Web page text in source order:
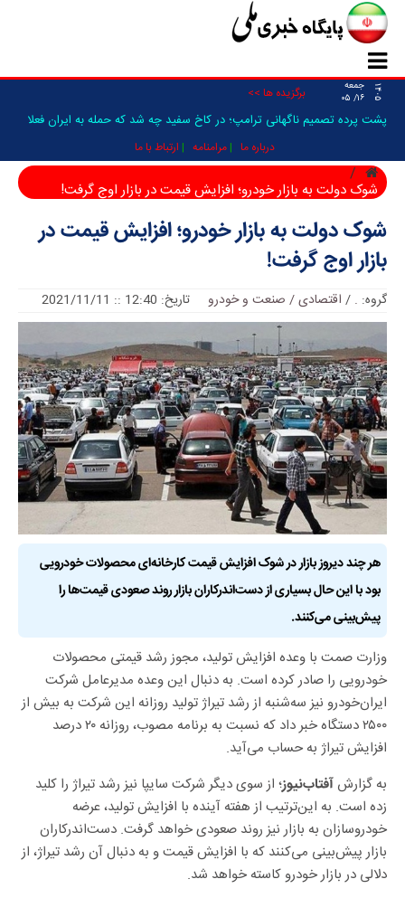
۱۴۰۵
جمعه
۱۶/ ۰۵
برگزیده ها >>
پشت پرده تصمیم ناگهانی ترامپ؛ در کاخ سفید چه شد که حمله به ایران فعلا
درباره ما مرامنامه ارتباط با ما
شوک دولت به بازار خودرو؛ افزایش قیمت در بازار اوج گرفت!
شوک دولت به بازار خودرو؛ افزایش قیمت در
بازار اوج گرفت!
گروه: .
/ اقتصادی / صنعت و خودرو تاریخ: 12:40 :: 2021/11/11
هر چند دیروز بازار در شوک افزایش قیمت کارخانه‌ای محصولات خودرویی
بود با این حال بسیاری از دست‌اندرکاران بازار روند صعودی قیمت‌ها را
پیش‌بینی می‌کنند.
وزارت صمت با وعده افزایش تولید، مجوز رشد قیمتی محصولات
خودرویی را صادر کرده است. به دنبال این وعده مدیرعامل شرکت
ایران‌خودرو نیز سه‌شنبه از رشد تیراژ تولید روزانه این شرکت به بیش از
۲۵۰۰ دستگاه خبر داد که نسبت به برنامه مصوب، روزانه ۲۰ درصد
افزایش تیراژ به حساب می‌آید.
به گزارش آفتاب‌نیوز؛ از سوی دیگر شرکت سایپا نیز رشد تیراژ را کلید
زده است. به این‌ترتیب از هفته آینده با افزایش تولید، عرضه
خودروسازان به بازار نیز روند صعودی خواهد گرفت. دست‌اندرکاران
بازار پیش‌بینی می‌کنند که با افزایش قیمت و به دنبال آن رشد تیراژ، از
دلالی در بازار خودرو کاسته خواهد شد.